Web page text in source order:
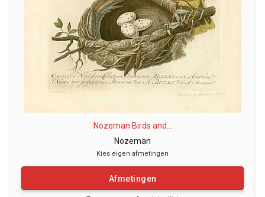
Nozeman Birds and...
Nozeman
Kies eigen afmetingen
Afmetingen